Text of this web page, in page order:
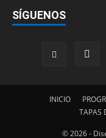
SÍGUENOS
INICIO
TAPAS
© 2026 -